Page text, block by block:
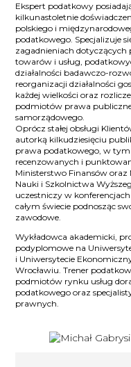
Ekspert podatkowy
kilkunastoletnie
polskiego i
podatkowego. Specjalizuje
zagadnieniach dotyczących
towarów i usług,
działalności badawczo-
reorganizacji działalności
każdej wielkości oraz
podmiotów prawa
samorządowego.
Oprócz stałej obsługi
autorką kilkudziesięciu
prawa podatkowego, w
recenzowanych i
Ministerstwo Finansów oraz
Nauki i Szkolnictwa
uczestniczy w
całym świecie podnosząc
zawodowe.
Wykładowca akademicki,
podyplomowe na
i Uniwersytecie
Wrocławiu. Trener
podmiotów rynku usług
podatkowego oraz
prawnych.